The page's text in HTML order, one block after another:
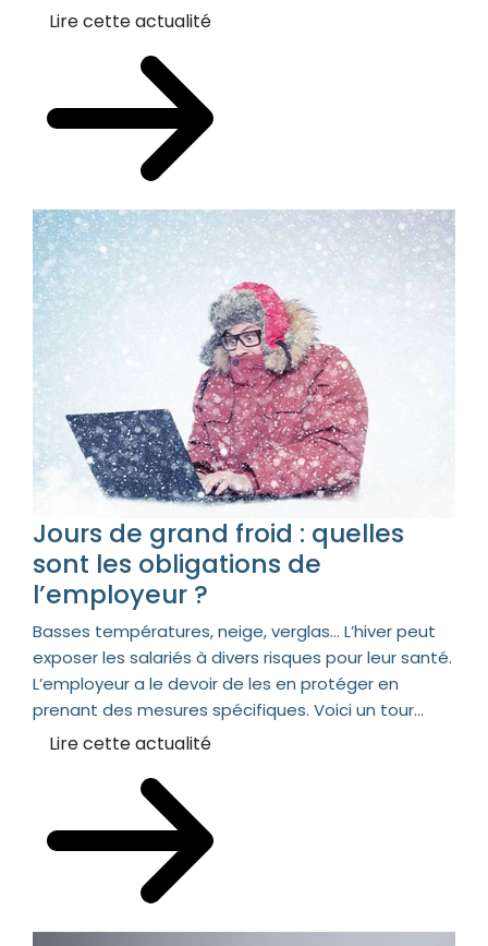
Lire cette actualité
Jours de grand froid : quelles
sont les obligations de
l’employeur ?
Basses températures, neige, verglas… L’hiver peut
exposer les salariés à divers risques pour leur santé.
L’employeur a le devoir de les en protéger en
prenant des mesures spécifiques. Voici un tour...
Lire cette actualité